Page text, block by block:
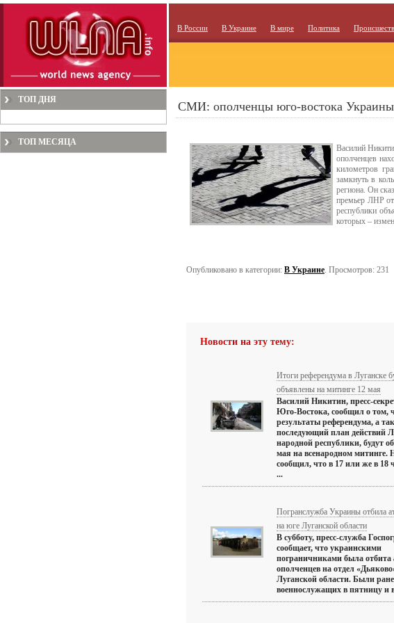
В России В Украине В мире Политика
ТОП ДНЯ
ТОП МЕСЯЦА
СМИ: ополченцы юго-востока
Василий
ополченцев
километров
замкнуть в
региона. Он
премьер ЛНР
республики
которых –
Опубликовано в категории: В Украине. Просмотров: 231
Новости на эту тему:
Итоги референдума в Луганске
объявлены на митинге 12 мая
Василий Никитин, пресс-
Юго-Востока, сообщил о том,
результаты референдума, а
последующий план действий
народной республики, будут
мая на всенародном митинге.
сообщил, что в 17 или же в 18
...
Погранслужба Украины отбила
на юге Луганской области
В субботу, пресс-служба
сообщает, что украинскими
пограничниками была отбита
ополченцев на отдел
Луганской области. Были
военнослужащих в пятницу и в